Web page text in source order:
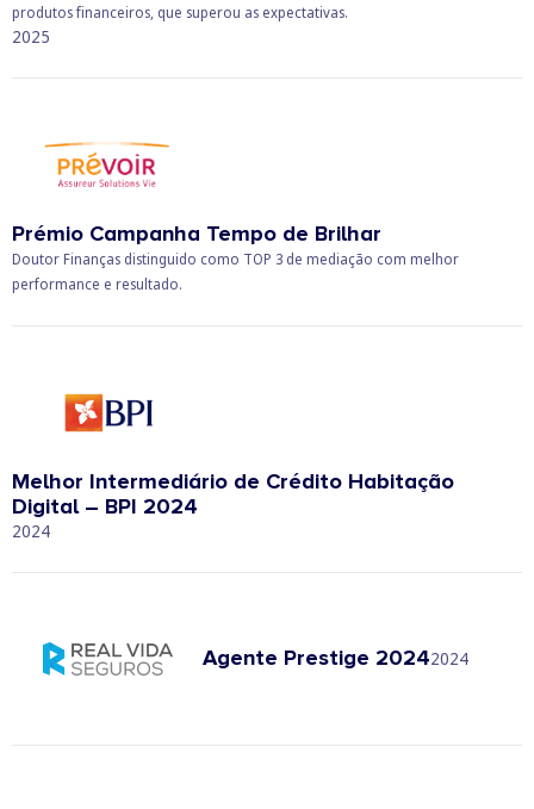
produtos financeiros, que superou as expectativas.
2025
Prémio Campanha Tempo de Brilhar
Doutor Finanças distinguido como TOP 3 de mediação com melhor
performance e resultado.
Melhor Intermediário de Crédito Habitação
Digital – BPI 2024
2024
Agente Prestige 20242024